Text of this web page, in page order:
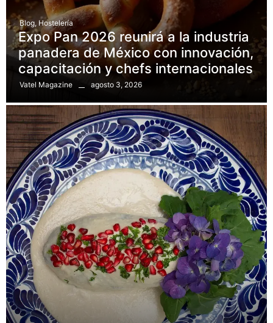
Blog, Hostelería
Expo Pan 2026 reunirá a la industria
panadera de México con innovación,
capacitación y chefs internacionales
Vatel Magazine agosto 3, 2026